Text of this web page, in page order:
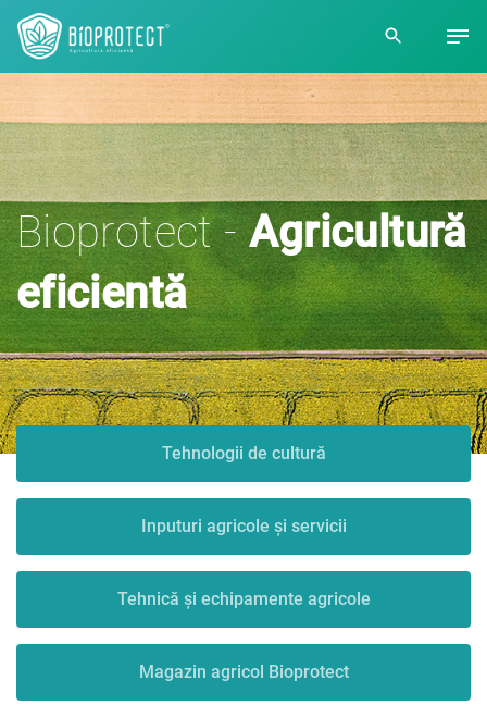
Bioprotect -Agricultură
eficientă
Tehnologii de cultură
Inputuri agricole și servicii
Tehnică și echipamente agricole
Magazin agricol Bioprotect